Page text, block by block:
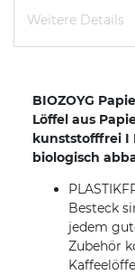
Weitere Details
BIOZOYG
Löffel aus
kunststofffrei I
biologisch
Besteck
jedem
Zubehör